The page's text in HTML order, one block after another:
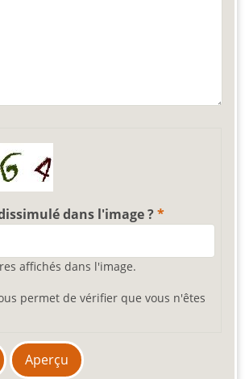
dans l'image ?
affichés dans l'image.
permet de vérifier que vous n'êtes